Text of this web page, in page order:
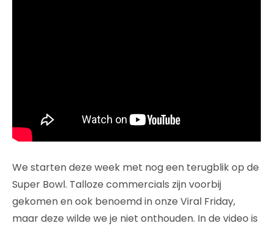
We starten deze week met nog een terugblik op de
Super Bowl. Talloze commercials zijn voorbij
gekomen en ook benoemd in onze Viral Friday,
maar deze wilde we je niet onthouden. In de video is